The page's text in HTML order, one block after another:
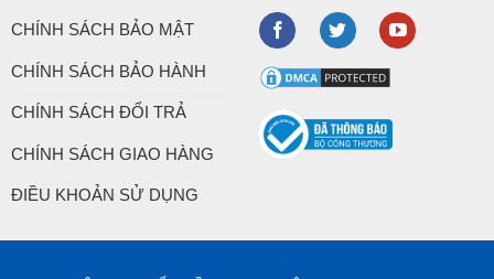
CHÍNH SÁCH BẢO MẬT
CHÍNH SÁCH BẢO HÀNH
CHÍNH SÁCH ĐỔI TRẢ
CHÍNH SÁCH GIAO HÀNG
ĐIỀU KHOẢN SỬ DỤNG